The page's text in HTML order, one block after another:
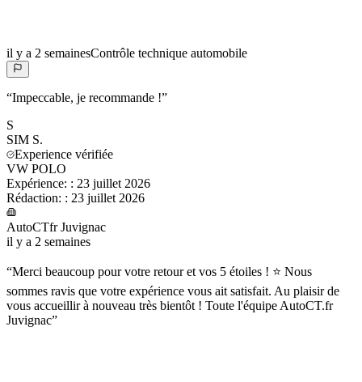
il y a 2 semainesContrôle technique automobile
“Impeccable, je recommande !”
S
SIM S.
Experience vérifiée
VW POLO
Expérience: : 23 juillet 2026
Rédaction: : 23 juillet 2026
AutoCTfr Juvignac
il y a 2 semaines
“Merci beaucoup pour votre retour et vos 5 étoiles ! ⭐ Nous
sommes ravis que votre expérience vous ait satisfait. Au plaisir de
vous accueillir à nouveau très bientôt ! Toute l'équipe AutoCT.fr
Juvignac”